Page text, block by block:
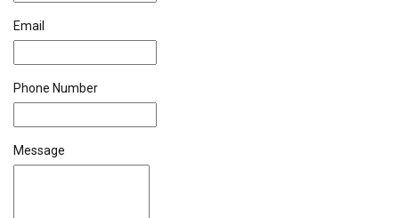
Email
Phone Number
Message